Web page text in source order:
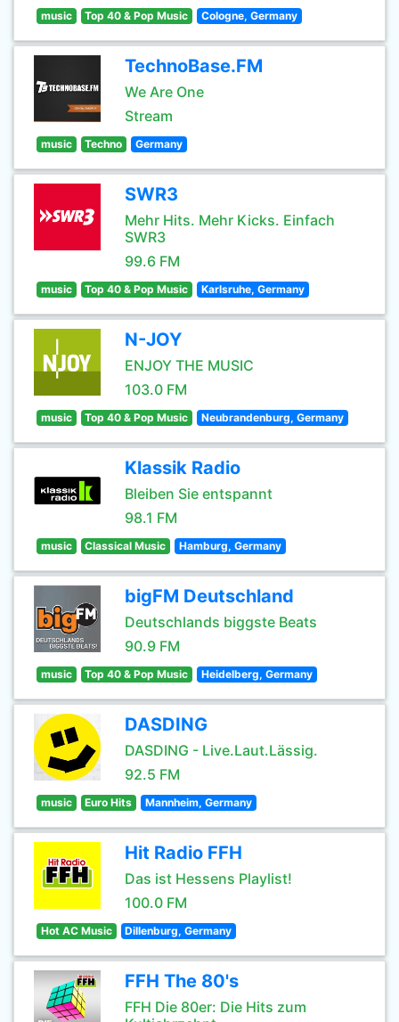
music Top 40 & Pop Music Cologne, Germany
TechnoBase.FM
We Are One
Stream
music Techno Germany
SWR3
Mehr Hits. Mehr Kicks. Einfach
SWR3
99.6 FM
music Top 40 & Pop Music Karlsruhe, Germany
N-JOY
ENJOY THE MUSIC
103.0 FM
music Top 40 & Pop Music Neubrandenburg, Germany
Klassik Radio
Bleiben Sie entspannt
98.1 FM
music Classical Music Hamburg, Germany
bigFM Deutschland
Deutschlands biggste Beats
90.9 FM
music Top 40 & Pop Music Heidelberg, Germany
DASDING
DASDING - Live.Laut.Lässig.
92.5 FM
music Euro Hits Mannheim, Germany
Hit Radio FFH
Das ist Hessens Playlist!
100.0 FM
Hot AC Music Dillenburg, Germany
FFH The 80's
FFH Die 80er: Die Hits zum